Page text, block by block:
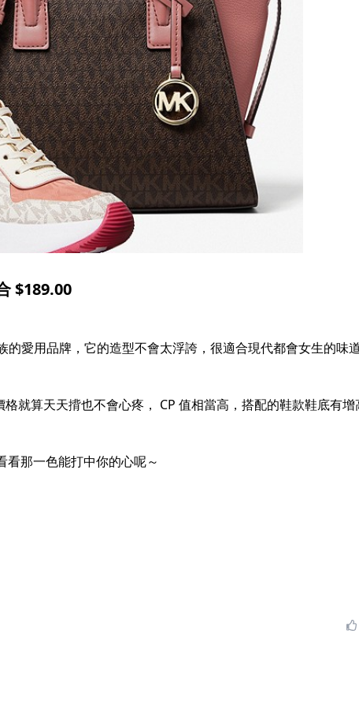
$189.00
愛用品牌，它的造型不會太浮誇，很適合現代都會女生的味
就算天天揹也不會心疼， CP 值相當高，搭配的鞋款鞋底有
那一色能打中你的心呢～​